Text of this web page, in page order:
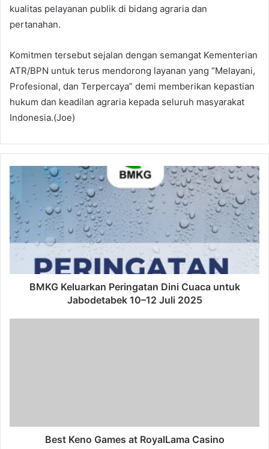
kualitas pelayanan publik di bidang agraria dan
pertanahan.
Komitmen tersebut sejalan dengan semangat Kementerian
ATR/BPN untuk terus mendorong layanan yang “Melayani,
Profesional, dan Terpercaya” demi memberikan kepastian
hukum dan keadilan agraria kepada seluruh masyarakat
Indonesia.(Joe)
BMKG Keluarkan Peringatan Dini Cuaca untuk
Jabodetabek 10–12 Juli 2025
Best Keno Games at RoyalLama Casino